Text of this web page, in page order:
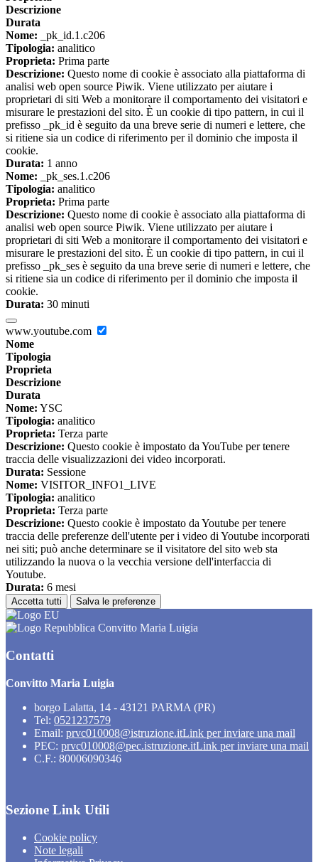
Descrizione
Durata
Nome: _pk_id.1.c206
Tipologia: analitico
Proprieta: Prima parte
Descrizione: Questo nome di cookie è associato alla piattaforma di
analisi web open source Piwik. Viene utilizzato per aiutare i
proprietari di siti Web a monitorare il comportamento dei visitatori e
misurare le prestazioni del sito. È un cookie di tipo pattern, in cui il
prefisso _pk_id è seguito da una breve serie di numeri e lettere, che
si ritiene sia un codice di riferimento per il dominio che imposta il
cookie.
Durata: 1 anno
Nome: _pk_ses.1.c206
Tipologia: analitico
Proprieta: Prima parte
Descrizione: Questo nome di cookie è associato alla piattaforma di
analisi web open source Piwik. Viene utilizzato per aiutare i
proprietari di siti Web a monitorare il comportamento dei visitatori e
misurare le prestazioni del sito. È un cookie di tipo pattern, in cui il
prefisso _pk_ses è seguito da una breve serie di numeri e lettere, che
si ritiene sia un codice di riferimento per il dominio che imposta il
cookie.
Durata: 30 minuti
www.youtube.com
Nome
Tipologia
Proprieta
Descrizione
Durata
Nome: YSC
Tipologia: analitico
Proprieta: Terza parte
Descrizione: Questo cookie è impostato da YouTube per tenere
traccia delle visualizzazioni dei video incorporati.
Durata: Sessione
Nome: VISITOR_INFO1_LIVE
Tipologia: analitico
Proprieta: Terza parte
Descrizione: Questo cookie è impostato da Youtube per tenere
traccia delle preferenze dell'utente per i video di Youtube incorporati
nei siti; può anche determinare se il visitatore del sito web sta
utilizzando la nuova o la vecchia versione dell'interfaccia di
Youtube.
Durata: 6 mesi
Accetta tutti Salva le preferenze
Convitto Maria Luigia
Contatti
Convitto Maria Luigia
borgo Lalatta, 14 - 43121 PARMA (PR)
Tel: 0521237579
Email: prvc010008@istruzione.itLink per inviare una mail
PEC: prvc010008@pec.istruzione.itLink per inviare una mail
C.F.: 80006090346
Sezione Link Utili
Cookie policy
Note legali